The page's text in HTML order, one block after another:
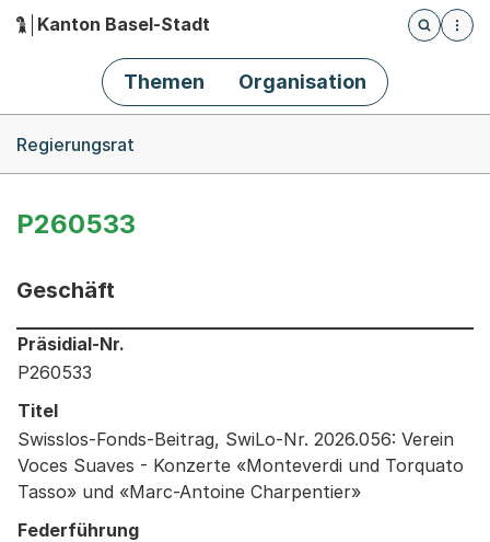
Hauptnavigation
Kanton Basel-Stadt
Öffnet
Themen Organisation
Regierungsrat
P260533
Geschäft
Informationen zum Ausgewählten Geschäft
Präsidial-Nr.
P260533
Titel
Swisslos-Fonds-Beitrag, SwiLo-Nr. 2026.056: Verein
Voces Suaves - Konzerte «Monteverdi und Torquato
Tasso» und «Marc-Antoine Charpentier»
Federführung